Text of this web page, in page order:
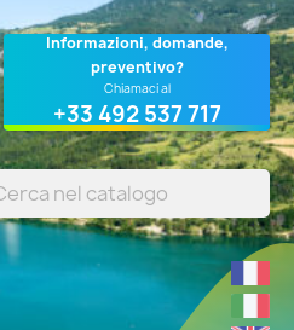
Informazioni, domande,
preventivo?
Chiamaci al
+33 492 537 717